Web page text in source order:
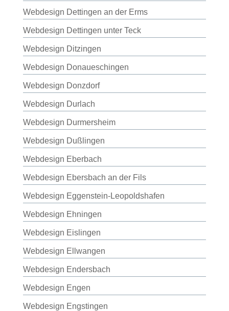
Webdesign Dettingen an der Erms
Webdesign Dettingen unter Teck
Webdesign Ditzingen
Webdesign Donaueschingen
Webdesign Donzdorf
Webdesign Durlach
Webdesign Durmersheim
Webdesign Dußlingen
Webdesign Eberbach
Webdesign Ebersbach an der Fils
Webdesign Eggenstein-Leopoldshafen
Webdesign Ehningen
Webdesign Eislingen
Webdesign Ellwangen
Webdesign Endersbach
Webdesign Engen
Webdesign Engstingen